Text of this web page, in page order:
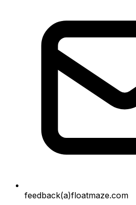
feedback(a)floatmaze.com